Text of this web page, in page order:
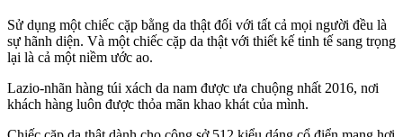
Sử dụng một chiếc cặp bằng da thật đối với tất cả mọi người đều là
sự hãnh diện. Và một chiếc cặp da thật với thiết kế tinh tế sang trọng
lại là cả một niềm ước ao.
Lazio-nhãn hàng túi xách da nam được ưa chuộng nhất 2016, nơi
khách hàng luôn được thỏa mãn khao khát của mình.